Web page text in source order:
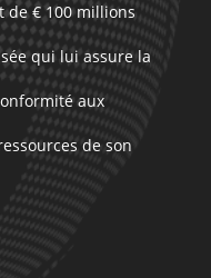
de € 100 millions
qui lui assure la
aux
de son